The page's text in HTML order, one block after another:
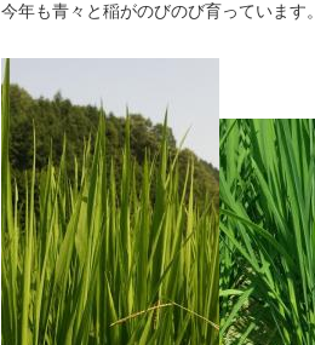
今年も青々と稲がのびのび育っています。